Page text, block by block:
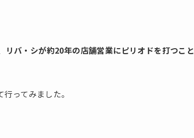
リバ・シが約20年の店舗営業にピリオドを打つこと
ってみました。